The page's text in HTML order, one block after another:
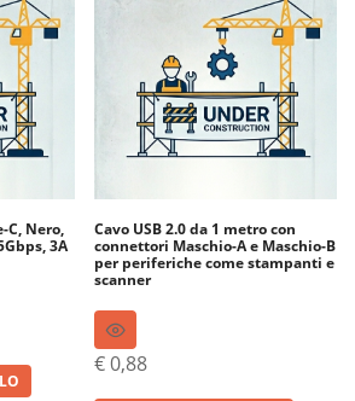
C, Nero,
3A
Cavo USB 2.0 da 1 metro con
connettori Maschio-A e Maschio-B
per periferiche come stampanti e
scanner
€0,88